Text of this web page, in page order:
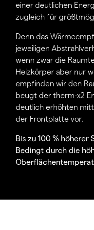
einer deutlichen
zugleich für
Denn das
jeweiligen
wenn zwar die
Heizkörper aber nur
empfinden wir den
beugt der therm-x2
deutlich erhöhten
der Frontplatte vor.
Bis zu 100 % höherer
Bedingt durch die